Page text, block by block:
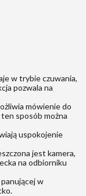
w trybie czuwania,
pozwala na
mówienie do
sposób można
uspokojenie
jest kamera,
na odbiorniku
w